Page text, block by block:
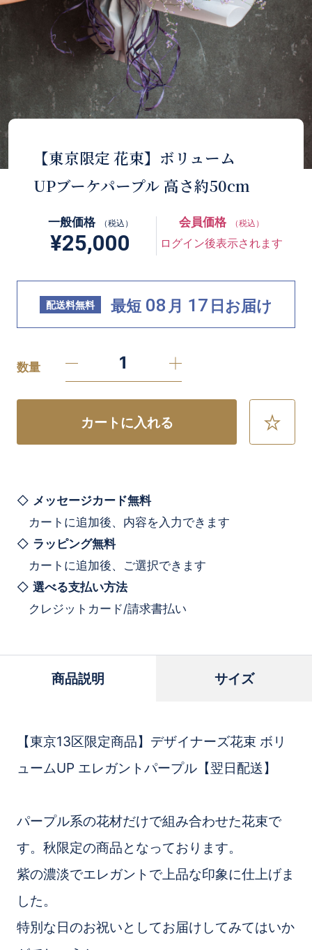
【東京限定 花束】ボリューム
UPブーケパープル 高さ約50cm
一般価格 （税込）
¥25,000
会員価格 （税込）
ログイン後表示されます
配送料無料 最短 08 月 17 日お届け
数量
カートに入れる
お
メッセージカード無料
カートに追加後、内容を入力できます
ラッピング無料
カートに追加後、ご選択できます
選べる支払い方法
クレジットカード/請求書払い
商品説明 サイズ
【東京13区限定商品】デザイナーズ花束 ボリ
ュームUP エレガントパープル【翌日配送】
パープル系の花材だけで組み合わせた花束で
す。秋限定の商品となっております。
紫の濃淡でエレガントで上品な印象に仕上げま
した。
特別な日のお祝いとしてお届けしてみてはいか